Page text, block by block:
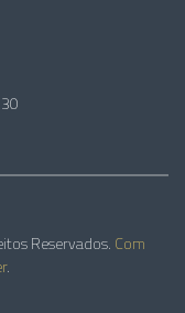
Reservados. Com
.